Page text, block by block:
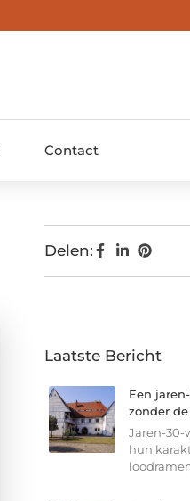
Contact
Delen:
Laatste Bericht
Een
zonder
Jaren-30-
hun